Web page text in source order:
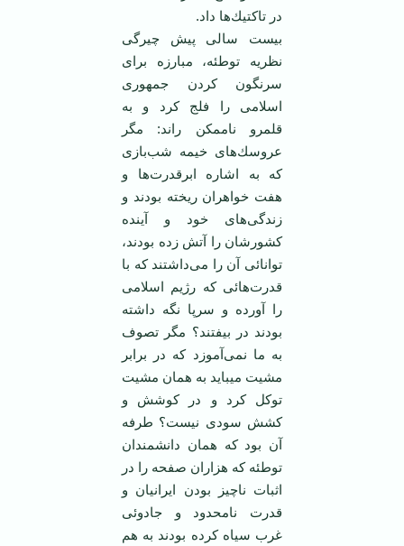
در تاكتیك‌ها داد.
‏بیست سالی پیش چیرگی
نظریه توطئه، مبارزه برای
سرنگون كردن جمهوری
اسلامی را فلج كرد و به
‏قلمرو ناممكن راند: مگر
عروسك‌های خیمه شب‌بازی
كه به اشاره ابرقدرت‌ها و
هفت خواهران ریخته بودند ‏و
زندگی‌های خود و آینده
كشورشان را آتش زده بودند،
توانائی آن را می‌داشتند كه با
قدرت‌هائی كه رژیم ‏اسلامی
را آورده و سرپا نگه داشته
بودند در بیفتند؟ مگر تصوف
به ما نمی‌آموزد كه در برابر
مشیت میباید به همان مشیت
توكل كرد و در كوشش و
كشش سودی نیست؟ طرفه
آن بود كه همان دانشمندان
توطئه ‏كه هزاران صفحه را در
اثبات ناچیز بودن ایرانیان و
قدرت نامحدود و جادوئی
غرب سیاه كرده بودند به هم